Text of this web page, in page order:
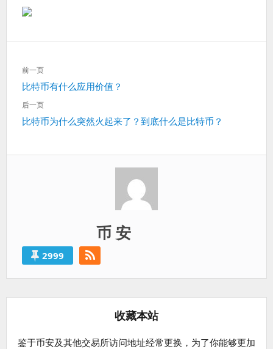
文
章
导
航
前一页
上
一
比特币有什么应用价值？
后一页
下
比特币为什么突然火起来了？到底什么是比特币？
币 安
2999
收藏本站
鉴于币安及其他交易所访问地址经常更换，为了你能够更加